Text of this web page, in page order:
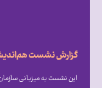
این نشست به میزبانی